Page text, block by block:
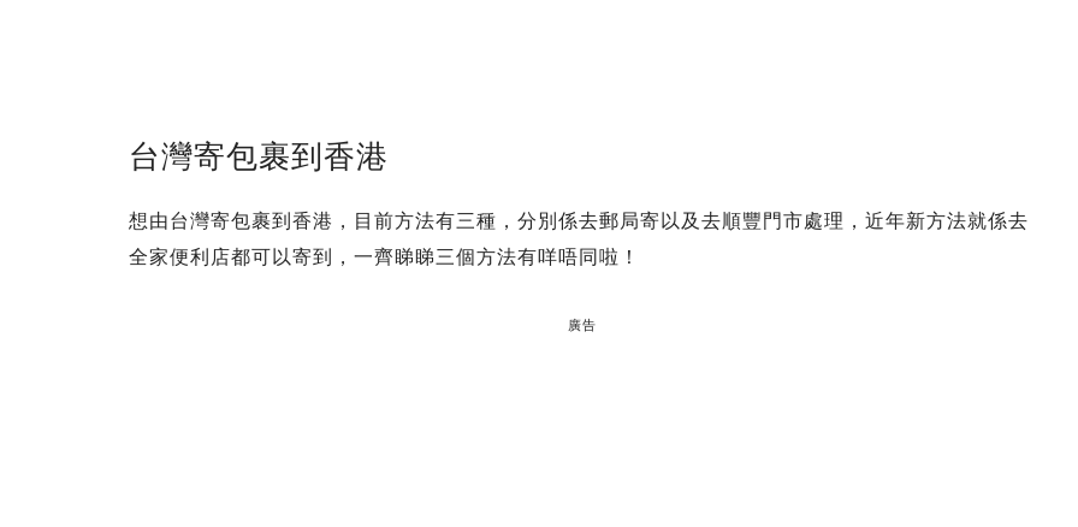
台灣寄包裹到香港
想由台灣寄包裹到香港，目前方法有三種，分別係去郵局寄以及去順豐門市處理，近年新方法就係去
全家便利店都可以寄到，一齊睇睇三個方法有咩唔同啦！
廣告